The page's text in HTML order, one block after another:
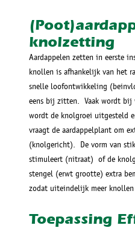
knolzetting
Aardappelen zetten in eerste
knollen is afhankelijk van het
snelle loofontwikkeling
eens bij zitten. Vaak wordt bij
wordt de knolgroei uitgesteld
vraagt de aardappelplant om
(knolgericht). De vorm van
stimuleert (nitraat) of de
stengel (erwt grootte) extra
zodat uiteindelijk meer
Toepassing